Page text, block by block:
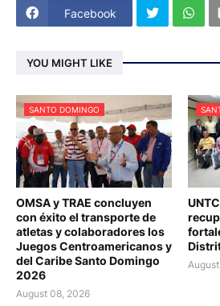
Facebook
YOU MIGHT LIKE
SANTO DOMINGO
OMSA y TRAE concluyen
con éxito el transporte de
atletas y colaboradores los
Juegos Centroamericanos y
del Caribe Santo Domingo
2026
August 08, 2026